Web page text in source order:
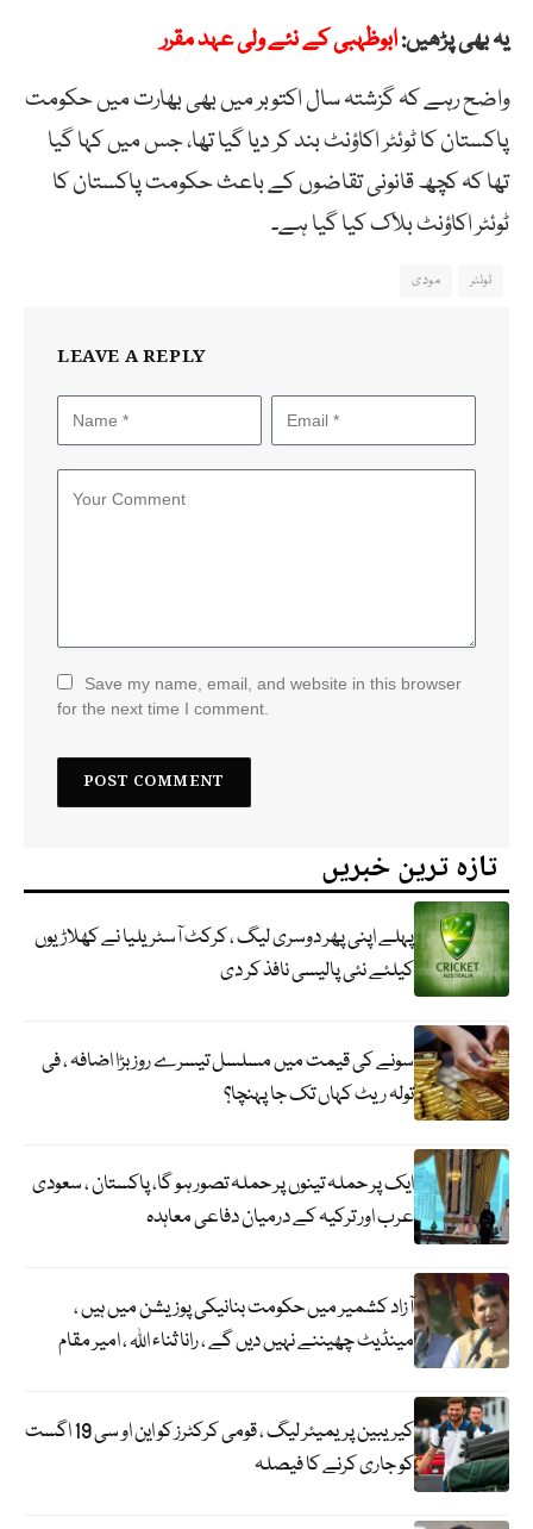
یہ بھی پڑھیں:ابوظہبی کے نئے ولی عہد مقرر
واضح رہے کہ گزشتہ سال اکتوبر میں بھی بھارت میں حکومت
پاکستان کا ٹوئٹر اکاؤنٹ بند کر دیا گیا تھا، جس میں کہا گیا
تھا کہ کچھ قانونی تقاضوں کے باعث حکومت پاکستان کا
ٹوئٹر اکاؤنٹ بلاک کیا گیا ہے۔
ٹوئٹر مودی
LEAVE A REPLY
Save my name, email, and website in this browser
for the next time I comment.
تازہ ترین خبریں
پہلے اپنی پھر دوسری لیگ ، کرکٹ آسٹریلیا نے کھلاڑیوں
کیلئے نئی پالیسی نافذ کر دی
سونے کی قیمت میں مسلسل تیسرے روز بڑا اضافہ ، فی
تولہ ریٹ کہاں تک جا پہنچا؟
ایک پر حملہ تینوں پر حملہ تصور ہو گا، پاکستان ، سعودی
عرب اور ترکیہ کے درمیان دفاعی معاہدہ
آزاد کشمیر میں حکومت بنانیکی پوزیشن میں ہیں ،
مینڈیٹ چھیننے نہیں دیں گے ، رانا ثناء اللہ ، امیر مقام
کیریبین پریمیئر لیگ ، قومی کرکٹرز کو این او سی 19 اگست
کو جاری کرنے کا فیصلہ